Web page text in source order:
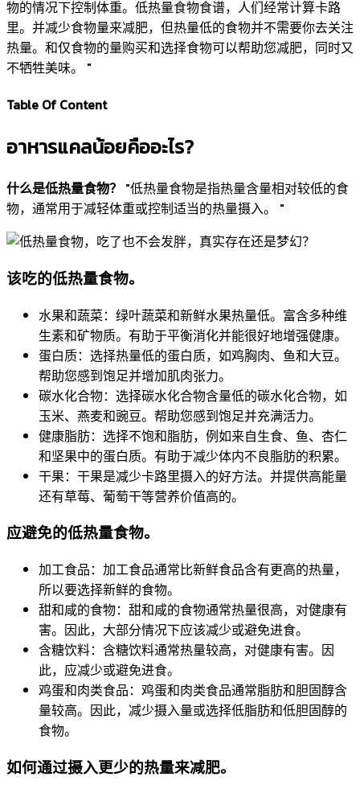
物的情况下控制体重。低热量食物食谱，人们经常计算卡路
里。并减少食物量来减肥，但热量低的食物并不需要你去关注
热量。和仅食物的量购买和选择食物可以帮助您减肥，同时又
不牺牲美味。 "
Table Of Content
อาหารแคลน้อยคืออะไร?
什么是低热量食物？ "低热量食物是指热量含量相对较低的食
物，通常用于减轻体重或控制适当的热量摄入。 "
该吃的低热量食物。
水果和蔬菜：绿叶蔬菜和新鲜水果热量低。富含多种维
生素和矿物质。有助于平衡消化并能很好地增强健康。
蛋白质：选择热量低的蛋白质，如鸡胸肉、鱼和大豆。
帮助您感到饱足并增加肌肉张力。
碳水化合物：选择碳水化合物含量低的碳水化合物，如
玉米、燕麦和豌豆。帮助您感到饱足并充满活力。
健康脂肪：选择不饱和脂肪，例如来自生食、鱼、杏仁
和坚果中的蛋白质。有助于减少体内不良脂肪的积累。
干果：干果是减少卡路里摄入的好方法。并提供高能量
还有草莓、葡萄干等营养价值高的。
应避免的低热量食物。
加工食品：加工食品通常比新鲜食品含有更高的热量，
所以要选择新鲜的食物。
甜和咸的食物：甜和咸的食物通常热量很高，对健康有
害。因此，大部分情况下应该减少或避免进食。
含糖饮料：含糖饮料通常热量较高，对健康有害。因
此，应减少或避免进食。
鸡蛋和肉类食品：鸡蛋和肉类食品通常脂肪和胆固醇含
量较高。因此，减少摄入量或选择低脂肪和低胆固醇的
食物。
如何通过摄入更少的热量来减肥。